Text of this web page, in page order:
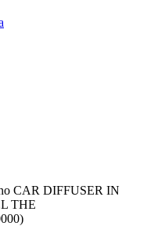
CAR DIFFUSER IN
THE